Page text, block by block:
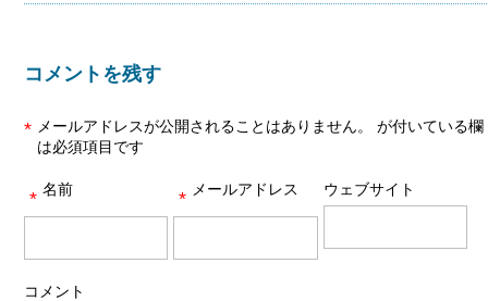
コメントを残す
メールアドレスが公開されることはありません。
*
が付いている欄
は必須項目です
名前
* メールアドレス
* ウェブサイト
コメント